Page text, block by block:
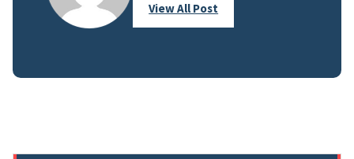
View All Post